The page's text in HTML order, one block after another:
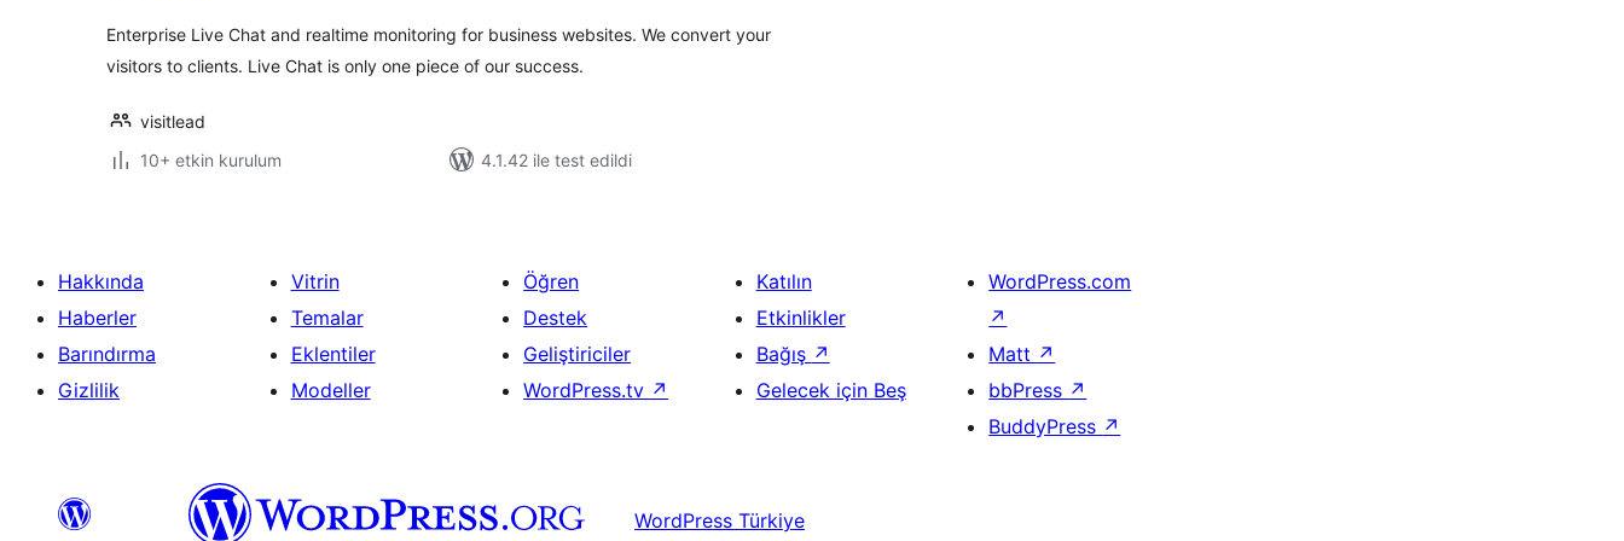
Enterprise Live Chat and realtime monitoring for business websites. We convert your
visitors to clients. Live Chat is only one piece of our success.
visitlead
10+ etkin kurulum
4.1.42 ile test edildi
Hakkında
Haberler
Barındırma
Gizlilik
Vitrin
Temalar
Eklentiler
Modeller
Öğren
Destek
Geliştiriciler
WordPress.tv ↗
Katılın
Etkinlikler
Bağış ↗
Gelecek için Beş
WordPress.com
↗
Matt ↗
bbPress ↗
BuddyPress ↗
WordPress Türkiye